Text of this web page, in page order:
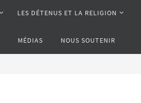
LES DÉTENUS ET LA RELIGION
MÉDIAS NOUS SOUTENIR